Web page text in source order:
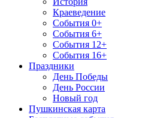
Краеведение
События 0+
События 6+
События 12+
События 16+
Праздники
День Победы
День России
Новый год
Пушкинская карта